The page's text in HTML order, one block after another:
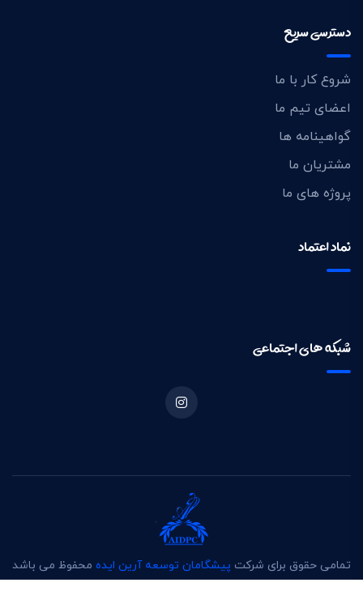
دسترسی سریع
شروع کار با ما
اعضای تیم ما
گواهینامه ها
مشتریان ما
پروژه های ما
نماد اعتماد
شبکه های اجتماعی
تمامی حقوق برای شرکت پیشگامان توسعه آرین ایده محفوظ می باشد